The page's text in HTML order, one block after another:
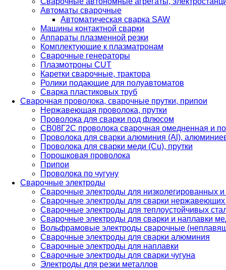
Автоматы сварочные
Автоматическая сварка SAW
Машины контактной сварки
Аппараты плазменной резки
Комплектующие к плазматронам
Сварочные генераторы
Плазмотроны CUT
Каретки сварочные, трактора
Ролики подающие для полуавтоматов
Сварка пластиковых труб
Сварочная проволока, сварочные прутки, припои
Нержавеющая проволока, прутки
Проволока для сварки под флюсом
СВ08Г2С проволока сварочная омедненная и
Проволока для сварки алюминия (Al),
Проволока для сварки меди (Cu), прутки
Порошковая проволока
Припои
Проволока по чугуну
Сварочные электроды
Сварочные электроды для низколегированных и
Сварочные электроды для сварки
Сварочные электроды для теплоустойчивых
Сварочные электроды для сварки и наплавки
Вольфрамовые электроды сварочные
Сварочные электроды для сварки алюминия
Сварочные электроды для наплавки
Сварочные электроды для сварки чугуна
Электроды для резки металлов